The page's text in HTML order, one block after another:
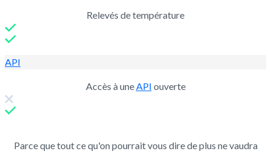
Relevés de température
API
Accès à une API ouverte
Parce que tout ce qu'on pourrait vous dire de plus ne vaudra